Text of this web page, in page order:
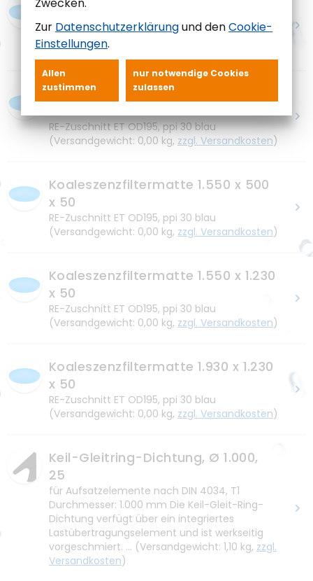
x 50
RE-Zuschnitt ET OD195, ppi 30 blau
(Versandgewicht: 0,00 kg,
Koaleszenzfiltermatte 1.550 x 1.040
x 50
RE-Zuschnitt ET OD195, ppi 30 blau
(Versandgewicht: 0,00 kg, zzgl. Versandkosten)
Koaleszenzfiltermatte 1.550 x 500
x 50
RE-Zuschnitt ET OD195, ppi 30 blau
(Versandgewicht: 0,00 kg, zzgl. Versandkosten)
Koaleszenzfiltermatte 1.550 x 1.230
x 50
RE-Zuschnitt ET OD195, ppi 30 blau
(Versandgewicht: 0,00 kg, zzgl. Versandkosten)
Koaleszenzfiltermatte 1.930 x 1.230
x 50
RE-Zuschnitt ET OD195, ppi 30 blau
(Versandgewicht: 0,00 kg, zzgl. Versandkosten)
Keil-Gleitring-Dichtung, Ø 1.000,
25
für Aufsatzelemente nach DIN 4034, T1
Durchmesser: 1.000 mm Die Keil-Gleit-Ring-
Dichtung verfügt über ein integriertes
Lastübertragungselement und ist werkseitig
vorgeschmiert. … (Versandgewicht: 1,10 kg, zzgl.
Versandkosten)
Zur Datenschutzerklärungund denCookie-
Einstellungen.
Allen
zustimmen
nur notwendige Cookies
zulassen